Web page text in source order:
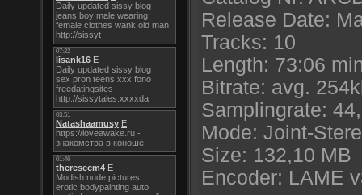
Release Date:
Tracks: 10
Length: 73:06
Bitrate: avg.
Samplingrate:
Mode: Joint-
Size: 132,10 MB
Encoder: LAME